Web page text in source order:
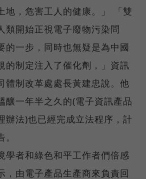
地，危害工人的健康。」 「雙
類開始正視電子廢物污染問
的一步，同時也無疑是為中國
的制定注入了催化劑，」資訊
體制改革處處長黃建忠說。他
釀一年半之久的(電子資訊產品
辦法)也已經完成立法程序，計
學者和綠色和平工作者們倍感
，由電子產品生產商來負責回